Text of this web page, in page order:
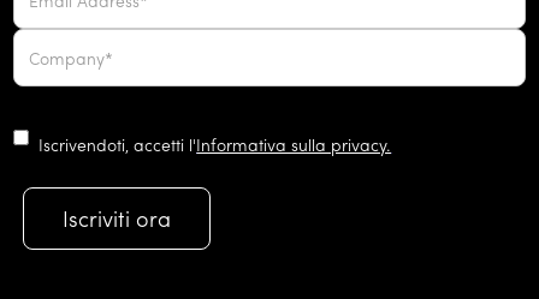
Iscrivendoti, accetti l'Informativa sulla privacy.